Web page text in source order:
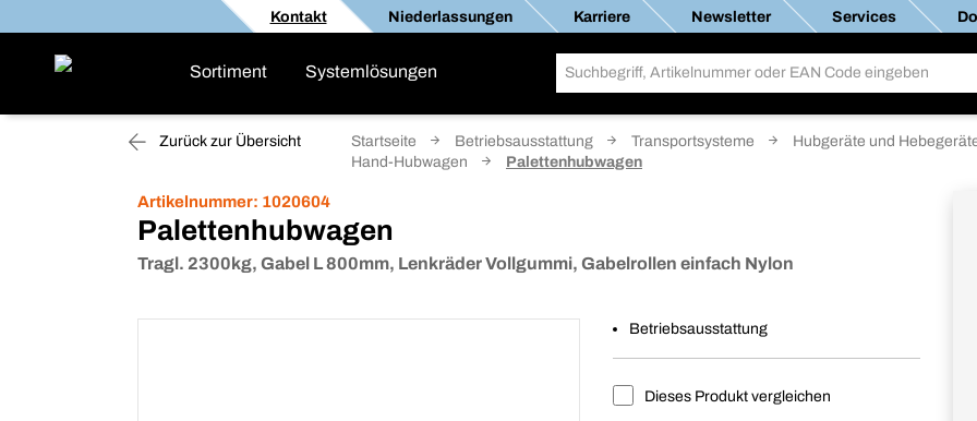
Kontakt Niederlassungen Karriere Newsletter Services
Sortiment Systemlösungen
Zurück zur Übersicht Startseite Betriebsausstattung Transportsysteme
Hubgeräte und
Hand-Hubwagen
Palettenhubwagen
Artikelnummer: 1020604
Palettenhubwagen
Tragl. 2300kg, Gabel L 800mm, Lenkräder Vollgummi, Gabelrollen einfach Nylon
Betriebsausstattung
Dieses Produkt vergleichen